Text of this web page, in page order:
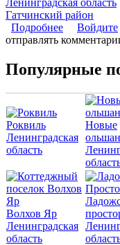
Гатчинский район
Подробнее оВойдите
отправлять
Популярные
Роквиль
Ленинградская
область
Новые
Волхов Яр
Ленинградская
область